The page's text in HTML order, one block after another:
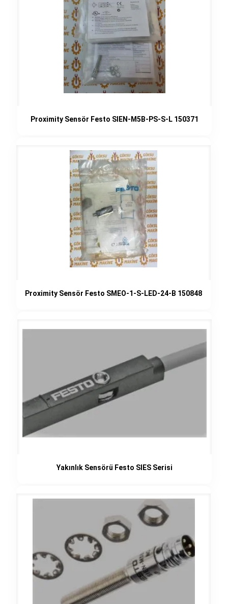
Proximity Sensör Festo SIEN-M5B-PS-S-L 150371
Proximity Sensör Festo SMEO-1-S-LED-24-B 150848
Yakınlık Sensörü Festo SIES Serisi